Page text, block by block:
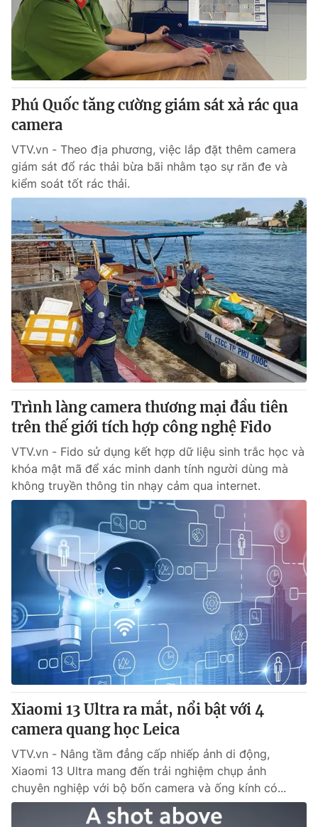
Phú Quốc tăng cường giám sát xả rác qua
camera
VTV.vn - Theo địa phương, việc lắp đặt thêm camera
giám sát đổ rác thải bừa bãi nhằm tạo sự răn đe và
kiểm soát tốt rác thải.
Trình làng camera thương mại đầu tiên
trên thế giới tích hợp công nghệ Fido
VTV.vn - Fido sử dụng kết hợp dữ liệu sinh trắc học và
khóa mật mã để xác minh danh tính người dùng mà
không truyền thông tin nhạy cảm qua internet.
Xiaomi 13 Ultra ra mắt, nổi bật với 4
camera quang học Leica
VTV.vn - Nâng tầm đẳng cấp nhiếp ảnh di động,
Xiaomi 13 Ultra mang đến trải nghiệm chụp ảnh
chuyên nghiệp với bộ bốn camera và ống kính có...